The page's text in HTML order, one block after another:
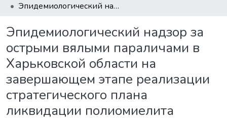
Эпидемиологический надзор за острыми вялыми параличами в Харьковской области на завершающем этапе реализации стратегического плана ликвидации полиомиелита
Эпидемиологический надзор за
острыми вялыми параличами в
Харьковской области на
завершающем этапе реализации
стратегического плана
ликвидации полиомиелита